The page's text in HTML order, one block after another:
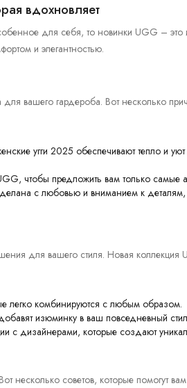
вдохновляет
для себя, то новинки UGG –
и элегантностью.
вашего гардероба. Вот несколько
угги 2025 обеспечивают тепло и
чтобы предложить вам только самые
с любовью и вниманием к деталям,
для вашего стиля. Новая коллекция
легко комбинируются с любым образом.
изюминку в ваш повседневный
с дизайнерами, которые создают
несколько советов, которые помогут